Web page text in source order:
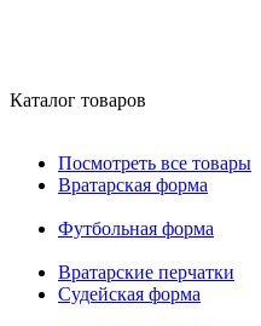
Каталог товаров
Посмотреть все товары
Вратарская форма
Футбольная форма
Вратарские перчатки
Судейская форма